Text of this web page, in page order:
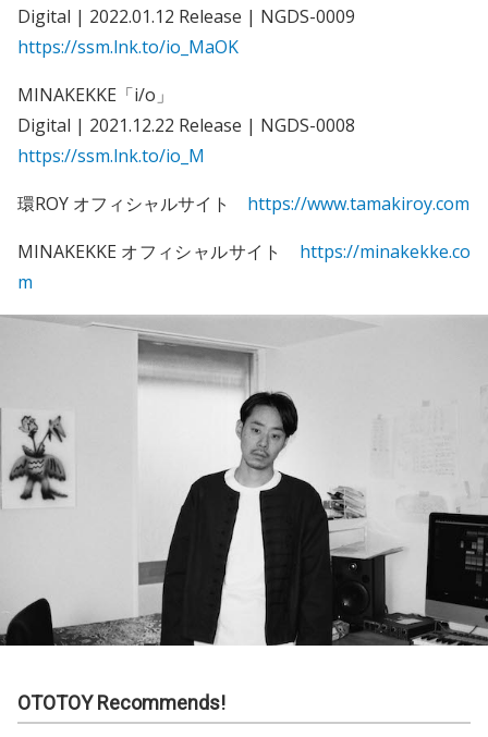
Digital | 2022.01.12 Release | NGDS-0009
https://ssm.lnk.to/io_MaOK
MINAKEKKE「i/o」
Digital | 2021.12.22 Release | NGDS-0008
https://ssm.lnk.to/io_M
環ROY オフィシャルサイト https://www.tamakiroy.com
MINAKEKKE オフィシャルサイト https://minakekke.co
m
OTOTOY Recommends!